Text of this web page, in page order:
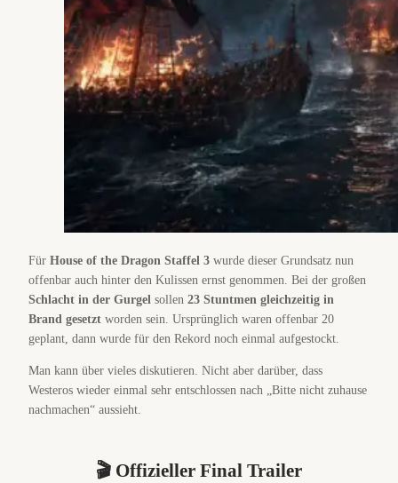
Für House of the Dragon Staffel 3 wurde dieser Grundsatz nun
offenbar auch hinter den Kulissen ernst genommen. Bei der großen
Schlacht in der Gurgel sollen 23 Stuntmen gleichzeitig in
Brand gesetzt worden sein. Ursprünglich waren offenbar 20
geplant, dann wurde für den Rekord noch einmal aufgestockt.
Man kann über vieles diskutieren. Nicht aber darüber, dass
Westeros wieder einmal sehr entschlossen nach „Bitte nicht zuhause
nachmachen“ aussieht.
🎬 Offizieller Final Trailer